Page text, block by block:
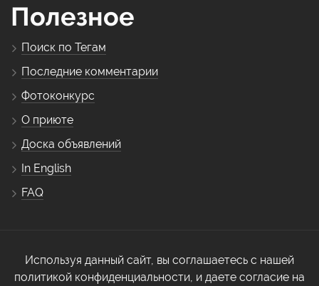
Полезное
Поиск по Тегам
Последние комментарии
Фотоконкурс
О приюте
Доска объявлений
In English
FAQ
Используя данный сайт, вы соглашаетесь с нашей
политикой конфиденциальности, и даете согласие на